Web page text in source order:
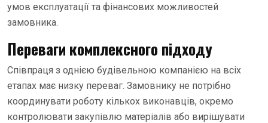
умов експлуатації та фінансових можливостей
замовника.
Переваги комплексного підходу
Співпраця з однією будівельною компанією на всіх
етапах має низку переваг. Замовнику не потрібно
координувати роботу кількох виконавців, окремо
контролювати закупівлю матеріалів або вирішувати